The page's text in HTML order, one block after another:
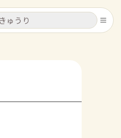
キャンセル
キャンセル